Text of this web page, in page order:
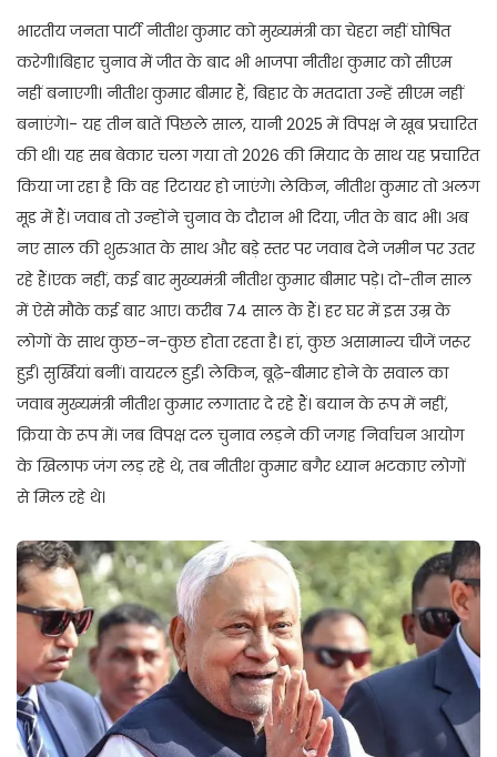
भारतीय जनता पार्टी नीतीश कुमार को मुख्यमंत्री का चेहरा नहीं घोषित
करेगी।बिहार चुनाव में जीत के बाद भी भाजपा नीतीश कुमार को सीएम
नहीं बनाएगी। नीतीश कुमार बीमार हैं, बिहार के मतदाता उन्हें सीएम नहीं
बनाएंगे।- यह तीन बातें पिछले साल, यानी 2025 में विपक्ष ने खूब प्रचारित
की थी। यह सब बेकार चला गया तो 2026 की मियाद के साथ यह प्रचारित
किया जा रहा है कि वह रिटायर हो जाएंगे। लेकिन, नीतीश कुमार तो अलग
मूड में हैं। जवाब तो उन्होंने चुनाव के दौरान भी दिया, जीत के बाद भी। अब
नए साल की शुरुआत के साथ और बड़े स्तर पर जवाब देने जमीन पर उतर
रहे हैं।एक नहीं, कई बार मुख्यमंत्री नीतीश कुमार बीमार पड़े। दो-तीन साल
में ऐसे मौके कई बार आए। करीब 74 साल के हैं। हर घर में इस उम्र के
लोगों के साथ कुछ-न-कुछ होता रहता है। हां, कुछ असामान्य चीजें जरूर
हुईं। सुर्खियां बनीं। वायरल हुईं। लेकिन, बूढ़े-बीमार होने के सवाल का
जवाब मुख्यमंत्री नीतीश कुमार लगातार दे रहे हैं। बयान के रूप में नहीं,
क्रिया के रूप में। जब विपक्ष दल चुनाव लड़ने की जगह निर्वाचन आयोग
के खिलाफ जंग लड़ रहे थे, तब नीतीश कुमार बगैर ध्यान भटकाए लोगों
से मिल रहे थे।